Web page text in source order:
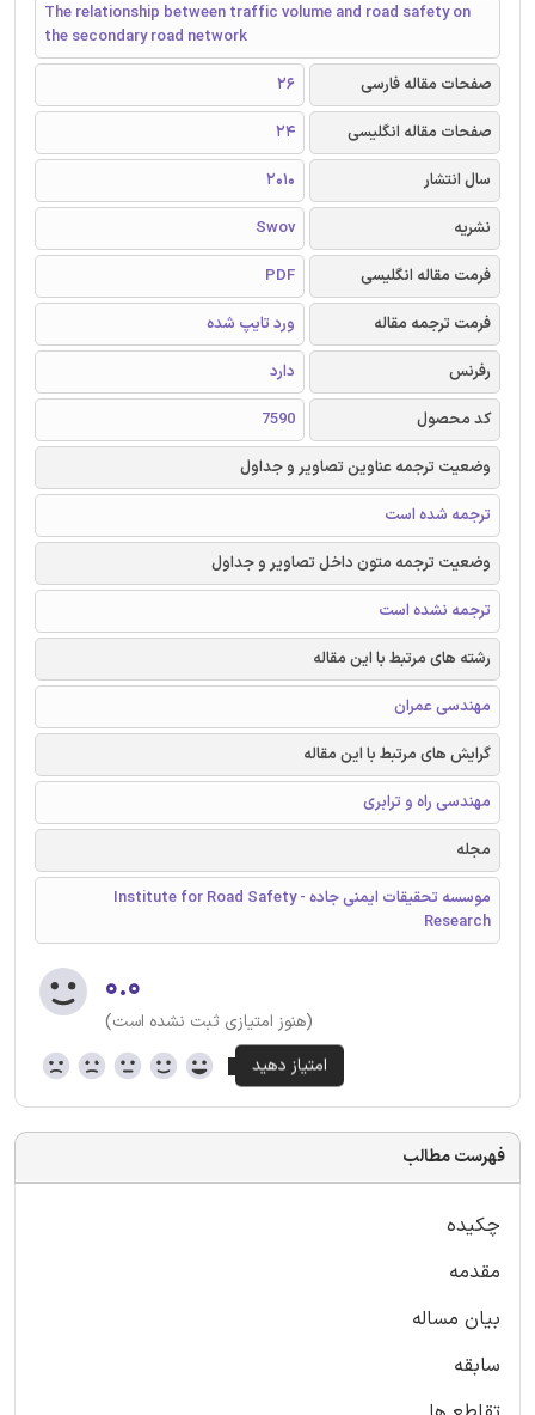
The relationship between traffic volume and road safety on
the secondary road network
صفحات مقاله فارسی
26
صفحات مقاله انگلیسی
24
سال انتشار
2010
نشریه
Swov
فرمت مقاله انگلیسی
PDF
فرمت ترجمه مقاله
ورد تایپ شده
رفرنس
دارد
کد محصول
7590
وضعیت ترجمه عناوین تصاویر و جداول
ترجمه شده است
وضعیت ترجمه متون داخل تصاویر و جداول
ترجمه نشده است
رشته های مرتبط با این مقاله
مهندسی عمران
گرایش های مرتبط با این مقاله
مهندسی راه و ترابری
مجله
موسسه تحقیقات ایمنی جاده - Institute for Road Safety
Research
۰.۰
(هنوز امتیازی ثبت نشده است)
فهرست مطالب
چکیده
مقدمه
بیان مساله
سابقه